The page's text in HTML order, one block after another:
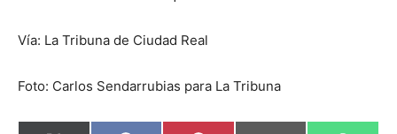
Vía: La Tribuna de Ciudad Real
Foto: Carlos Sendarrubias para La Tribuna